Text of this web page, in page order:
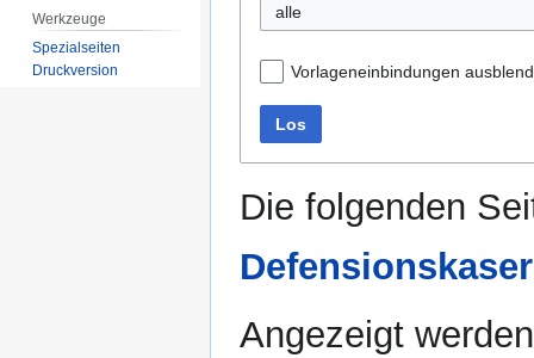
alle
Vorlageneinbindungen
Los
Die folgenden
Angezeigt
Werkzeuge
Spezialseiten
Druckversion